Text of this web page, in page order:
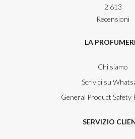
2.613
Recensioni
LA
Chi siamo
Scrivici su
General Product Safety
SERVIZIO